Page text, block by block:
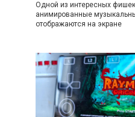
Одной из интересных фишек
анимированные
отображаются на экране